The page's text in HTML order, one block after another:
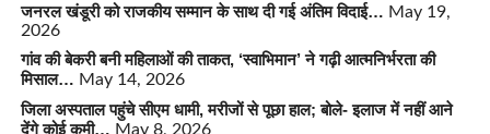
जनरल खंडूरी को राजकीय सम्मान के साथ दी गई अंतिम विदाई… May 19,
2026
गांव की बेकरी बनी महिलाओं की ताकत, ‘स्वाभिमान’ ने गढ़ी आत्मनिर्भरता की
मिसाल… May 14, 2026
जिला अस्पताल पहुंचे सीएम धामी, मरीजों से पूछा हाल; बोले- इलाज में नहीं आने
देंगे कोई कमी… May 8, 2026